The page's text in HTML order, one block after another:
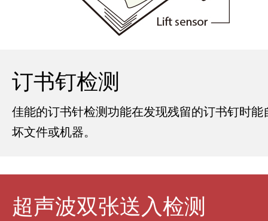
订书钉检测
佳能的订书针检测功能在发现残留的订书钉时
坏文件或机器。
超声波双张送入检测